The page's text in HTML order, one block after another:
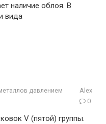
наличие облоя. В
вида
давлением
Alex
0
V (пятой) группы.